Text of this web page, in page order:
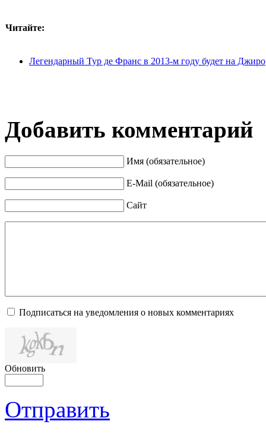
Читайте:
Легендарный Тур де Франс в 2013-м году будет на Джиро
Добавить комментарий
Имя (обязательное)
E-Mail (обязательное)
Сайт
Подписаться на уведомления о новых комментариях
Обновить
Отправить